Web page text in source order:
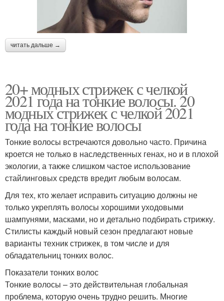
читать дальше →
20+ модных стрижек с челкой
2021 года на тонкие волосы. 20
модных стрижек с челкой 2021
года на тонкие волосы
Тонкие волосы встречаются довольно часто. Причина
кроется не только в наследственных генах, но и в плохой
экологии, а также слишком частое использование
стайлинговых средств вредит любым волосам.
Для тех, кто желает исправить ситуацию должны не
только укреплять волосы хорошими уходовыми
шампунями, масками, но и детально подбирать стрижку.
Стилисты каждый новый сезон предлагают новые
варианты техник стрижек, в том числе и для
обладательниц тонких волос.
Показатели тонких волос
Тонкие волосы – это действительная глобальная
проблема, которую очень трудно решить. Многие